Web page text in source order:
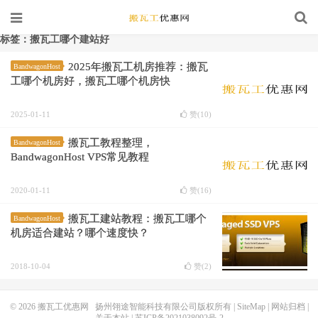
标签：搬瓦工哪个建站好
BandwagonHost
2025年搬瓦工机房推荐：搬瓦
工哪个机房好，搬瓦工哪个机房快
2025-01-11 赞(10)
BandwagonHost
搬瓦工教程整理，
BandwagonHost VPS常见教程
2020-01-11 赞(16)
BandwagonHost
搬瓦工建站教程：搬瓦工哪个
机房适合建站？哪个速度快？
2018-10-04 赞(2)
© 2026 搬瓦工优惠网 扬州翎途智能科技有限公司版权所有 | SiteMap| 网站归档